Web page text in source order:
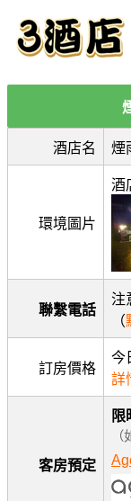
酒店名 煙
環境圖片
酒
聯繫電話
注
（
訂房價格
今
詳
客房預定
限